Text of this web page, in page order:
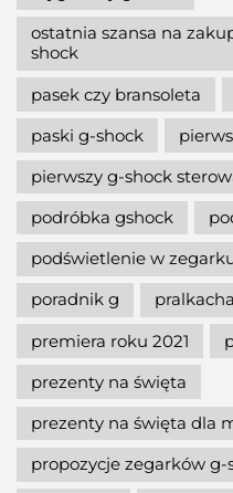
ostatnia szansa na
shock
pasek czy bransoleta
paski g-shock
pierwszy g-shock
podróbka gshock
podświetlenie w
poradnik g
premiera roku 2021
prezenty na święta
prezenty na święta dla
propozycje zegarków